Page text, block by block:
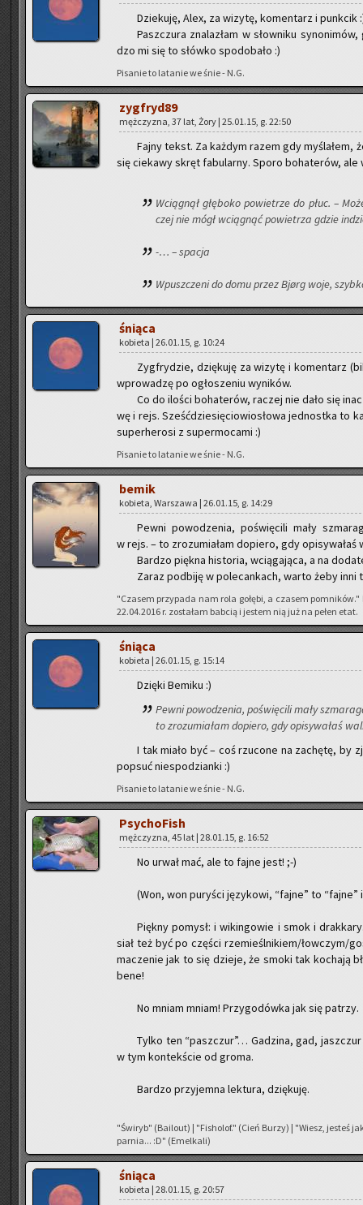
Dzie­ku­ję, Alex, za wi­zy­tę, ko­men­tarz i punk­cik
Pasz­czu­ra zna­la­złam w słow­ni­ku
dzo mi się to słów­ko spodo­ba­ło :)
Pi­sa­nie to la­ta­nie we śnie - N.G.
zyg­fry­d89
męż­czy­zna, 37 lat, Żory | 25.01.15, g. 22:50
Fajny tekst. Za każ­dym razem gdy
się cie­ka­wy skręt fa­bu­lar­ny. Sporo bo­ha­te­rów, ale
Wcią­gnął głę­bo­ko po­wie­trze do płuc. –
czej nie mógł wcią­gnąć po­wie­trza gdzie
-… – spa­cja
Wpusz­cze­ni do domu przez Bjørg woje,
śnią­ca
ko­bie­ta | 26.01.15, g. 10:24
Zyg­fry­dzie, dzię­ku­ję za wi­zy­tę i ko­men­tarz
wpro­wa­dzę po ogło­sze­niu wy­ni­ków.
Co do ilo­ści bo­ha­te­rów, ra­czej nie dało się
wę i rejs. Sześć­dzie­się­cio­wio­sło­wa jed­nost­ka to
su­per­he­ro­si z su­per­mo­ca­mi :)
Pi­sa­nie to la­ta­nie we śnie - N.G.
bemik
ko­bie­ta, War­sza­wa | 26.01.15, g. 14:29
Pewni po­wo­dze­nia, po­świę­ci­li mały
w rejs. – to zro­zu­mia­łam do­pie­ro, gdy
Bar­dzo pięk­na hi­sto­ria, wcią­ga­ją­ca, a na
Zaraz pod­bi­ję w po­le­can­kach, warto żeby inni
"Cza­sem przy­pa­da nam rola go­łę­bi, a cza­sem
22.04.2016 r. zo­sta­łam bab­cią i je­stem nią już na pełen etat.
śnią­ca
ko­bie­ta | 26.01.15, g. 15:14
Dzię­ki Be­mi­ku :)
Pewni po­wo­dze­nia, po­świę­ci­li mały
to zro­zu­mia­łam do­pie­ro, gdy opi­sy­wa­łaś
I tak miało być – coś rzu­co­ne na za­chę­tę, by
po­psuć nie­spo­dzian­ki :)
Pi­sa­nie to la­ta­nie we śnie - N.G.
Psy­cho­Fish
męż­czy­zna, 45 lat | 28.01.15, g. 16:52
No urwał mać, ale to fajne jest! ;-)
(Won, won pu­ry­ści ję­zy­ko­wi, “fajne” to “fajne”
Pięk­ny po­mysł: i wi­kin­go­wie i smok i
siał też być po czę­ści rze­mieśl­ni­kiem/
ma­cze­nie jak to się dzie­je, że smoki tak ko­cha­ją
bene!
No mniam mniam! Przy­go­dów­ka jak się pa­trzy.
Tylko ten “pasz­czur”… Ga­dzi­na, gad,
w tym kon­tek­ście od groma.
Bar­dzo przy­jem­na lek­tu­ra, dzię­ku­ję.
"Świ­ryb" (Ba­ilo­ut) | "Fi­sho­lof." (Cień Burzy) | "Wiesz,
par­nia... :D" (Emel­ka­li)
śnią­ca
ko­bie­ta | 28.01.15, g. 20:57